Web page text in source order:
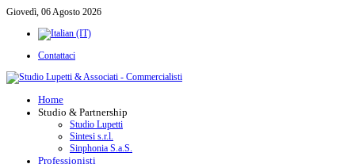
Giovedì, 06 Agosto 2026
Contattaci
Home
Studio & Partnership
Studio Lupetti
Sintesi s.r.l.
Sinphonia S.a.S.
Professionisti